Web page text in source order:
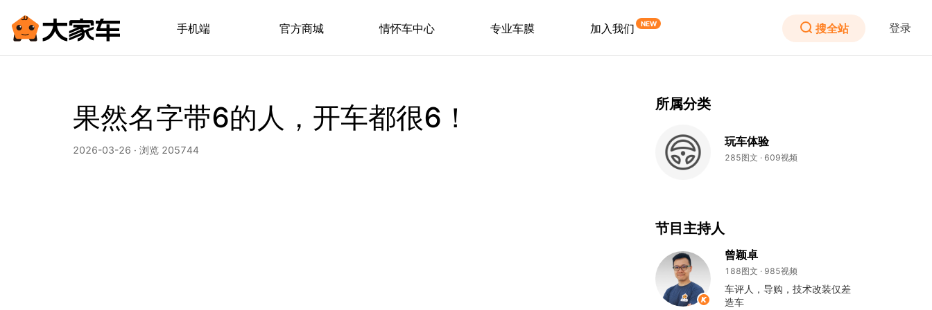
手机端 官方商城 情怀车中心 专业车膜 加入我们 搜全站 登录
果然名字带6的人，开车都很6！
2026-03-26 · 浏览 205744
所属分类
玩车体验
285图文 · 609视频
节目主持人
曾颖卓
188图文 · 985视频
车评人，导购，技术改装仅差
造车